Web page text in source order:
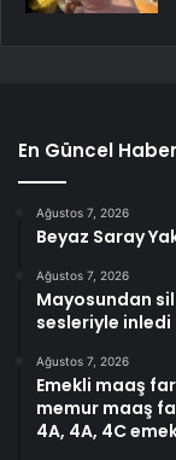
En Güncel
Ağustos 7, 2026
Beyaz Saray
Ağustos 7, 2026
Mayosundan
sesleriyle inledi
Ağustos 7, 2026
Emekli maaş
memur maaş
4A, 4A, 4C